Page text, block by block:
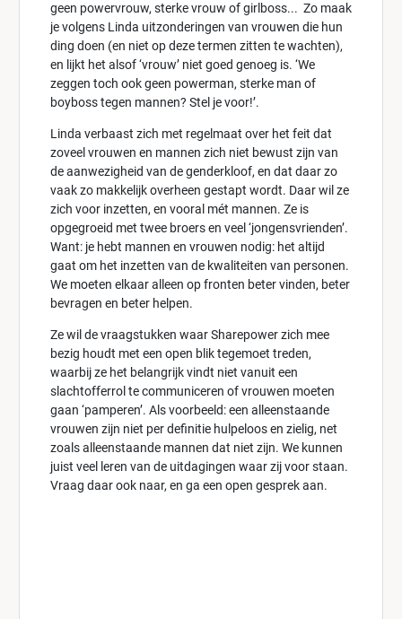
geen powervrouw, sterke vrouw of girlboss... Zo maak
je volgens Linda uitzonderingen van vrouwen die hun
ding doen (en niet op deze termen zitten te wachten),
en lijkt het alsof ‘vrouw’ niet goed genoeg is. ‘We
zeggen toch ook geen powerman, sterke man of
boyboss tegen mannen? Stel je voor!’.
Linda verbaast zich met regelmaat over het feit dat
zoveel vrouwen en mannen zich niet bewust zijn van
de aanwezigheid van de genderkloof, en dat daar zo
vaak zo makkelijk overheen gestapt wordt. Daar wil ze
zich voor inzetten, en vooral mét mannen. Ze is
opgegroeid met twee broers en veel ‘jongensvrienden’.
Want: je hebt mannen en vrouwen nodig: het altijd
gaat om het inzetten van de kwaliteiten van personen.
We moeten elkaar alleen op fronten beter vinden, beter
bevragen en beter helpen.
Ze wil de vraagstukken waar Sharepower zich mee
bezig houdt met een open blik tegemoet treden,
waarbij ze het belangrijk vindt niet vanuit een
slachtofferrol te communiceren of vrouwen moeten
gaan ‘pamperen’. Als voorbeeld: een alleenstaande
vrouwen zijn niet per definitie hulpeloos en zielig, net
zoals alleenstaande mannen dat niet zijn. We kunnen
juist veel leren van de uitdagingen waar zij voor staan.
Vraag daar ook naar, en ga een open gesprek aan.